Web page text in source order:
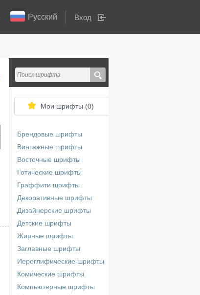
Русский Вход
Мои шрифты (0)
Брендовые шрифты
Винтажные шрифты
Восточные шрифты
Готические шрифты
Граффити шрифты
Декоративные шрифты
Дизайнерские шрифты
Детские шрифты
Жирные шрифты
Заглавные шрифты
Иероглифические шрифты
Комические шрифты
Компьютерные шрифты